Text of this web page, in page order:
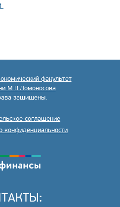
факультет
М.В.Ломоносова
защищены.
соглашение
конфиденциальности